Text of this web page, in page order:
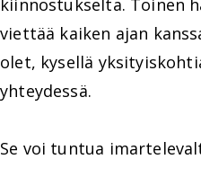
kiinnostukselta. Toinen
viettää kaiken ajan
olet, kysellä
yhteydessä.
Se voi tuntua